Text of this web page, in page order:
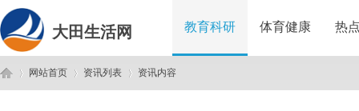
大田生活网 教育科研 体育健康 热
网站首页 资讯列表 资讯内容